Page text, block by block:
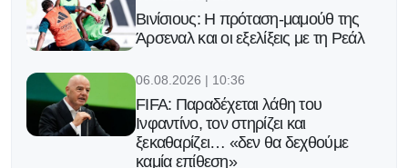
Βινίσιους: Η πρόταση-μαμούθ της
Άρσεναλ και οι εξελίξεις με τη Ρεάλ
06.08.2026 | 10:36
FIFA: Παραδέχεται λάθη του
Ινφαντίνο, τον στηρίζει και
ξεκαθαρίζει… «δεν θα δεχθούμε
καμία επίθεση»